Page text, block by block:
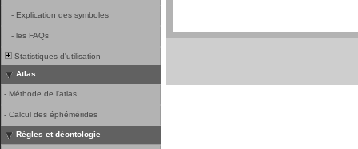
- Explication des symboles
- les FAQs
Statistiques d'utilisation
Atlas
- Méthode de l'atlas
- Calcul des éphémérides
Règles et déontologie